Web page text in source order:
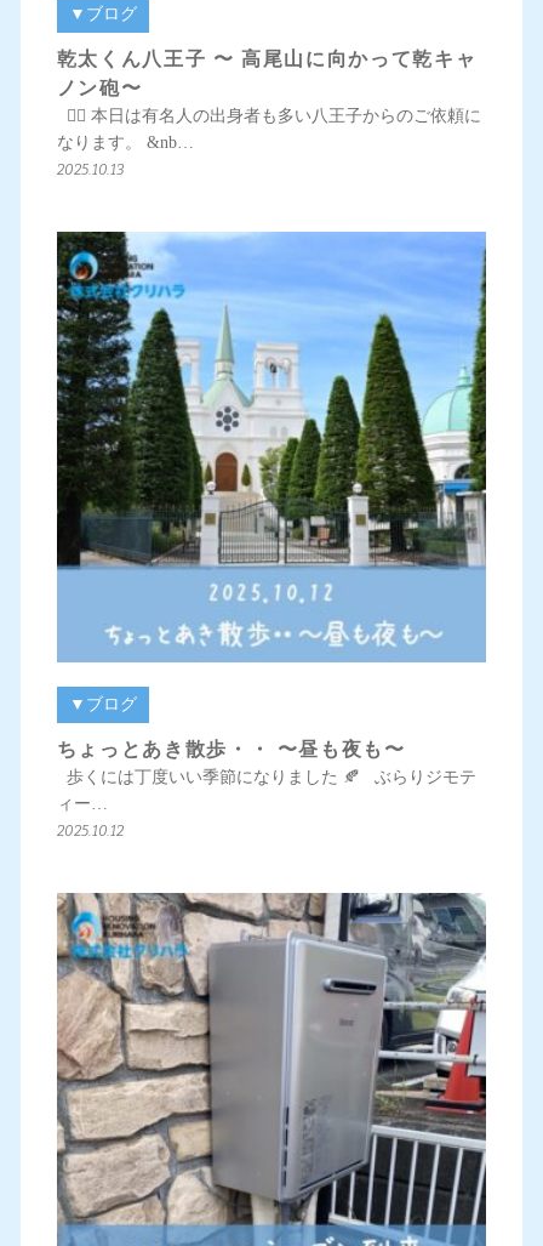
▼ブログ
乾太くん八王子 〜 高尾山に向かって乾キャ
ノン砲〜
💁‍♀️ 本日は有名人の出身者も多い八王子からのご依頼に
なります。 &nb…
2025.10.13
▼ブログ
ちょっとあき散歩・・ 〜昼も夜も〜
歩くには丁度いい季節になりました 🍂 ぶらりジモテ
ィー…
2025.10.12